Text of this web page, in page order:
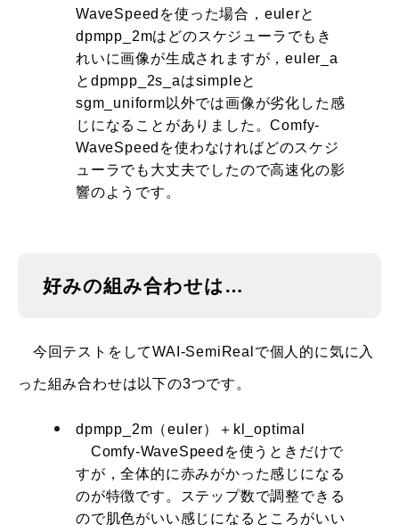
WaveSpeedを使った場合，eulerと
dpmpp_2mはどのスケジューラでもき
れいに画像が生成されますが，euler_a
とdpmpp_2s_aはsimpleと
sgm_uniform以外では画像が劣化した感
じになることがありました。Comfy-
WaveSpeedを使わなければどのスケジ
ューラでも大丈夫でしたので高速化の影
響のようです。
好みの組み合わせは…
今回テストをしてWAI-SemiRealで個人的に気に入
った組み合わせは以下の3つです。
dpmpp_2m（euler）＋kl_optimal
Comfy-WaveSpeedを使うときだけで
すが，全体的に赤みがかった感じになる
のが特徴です。ステップ数で調整できる
ので肌色がいい感じになるところがいい